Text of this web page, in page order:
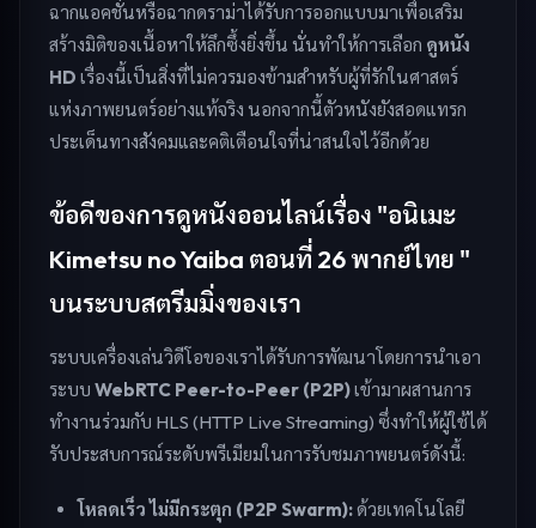
ฉากแอคชั่นหรือฉากดราม่าได้รับการออกแบบมาเพื่อเสริม
สร้างมิติของเนื้อหาให้ลึกซึ้งยิ่งขึ้น นั่นทำให้การเลือก ดูหนัง
HD เรื่องนี้เป็นสิ่งที่ไม่ควรมองข้ามสำหรับผู้ที่รักในศาสตร์
แห่งภาพยนตร์อย่างแท้จริง นอกจากนี้ตัวหนังยังสอดแทรก
ประเด็นทางสังคมและคติเตือนใจที่น่าสนใจไว้อีกด้วย
ข้อดีของการดูหนังออนไลน์เรื่อง "อนิเมะ
Kimetsu no Yaiba ตอนที่ 26 พากย์ไทย "
บนระบบสตรีมมิ่งของเรา
ระบบเครื่องเล่นวิดีโอของเราได้รับการพัฒนาโดยการนำเอา
ระบบ WebRTC Peer-to-Peer (P2P)เข้ามาผสานการ
ทำงานร่วมกับ HLS (HTTP Live Streaming) ซึ่งทำให้ผู้ใช้ได้
รับประสบการณ์ระดับพรีเมียมในการรับชมภาพยนตร์ดังนี้:
โหลดเร็ว ไม่มีกระตุก (P2P Swarm):ด้วยเทคโนโลยี